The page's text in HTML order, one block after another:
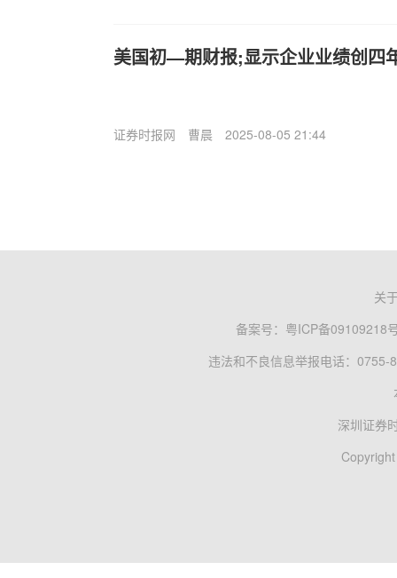
美国初—期财报;显示企业业绩创四
证券时报网 曹晨 2025-08-05 21:44
关
备案号： 粤ICP备09109218
违法和不良信息举报电话：0755-
深圳证券